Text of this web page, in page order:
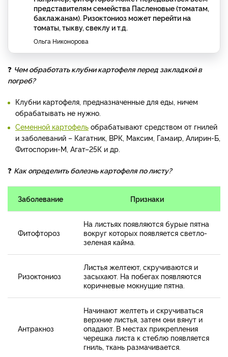
представителям семейства Пасленовые (томатам,
баклажанам). Ризоктониоз может перейти на
томаты, тыкву, свеклу и т.д.
Ольга Никонорова
❓ Чем обработать клубни картофеля перед закладкой в
погреб?
Клубни картофеля, предназначенные для еды, ничем
обрабатывать не нужно.
Семенной картофель обрабатывают средством от гнилей
и заболеваний – Кагатник, ВРК, Максим, Гамаир, Алирин-Б,
Фитоспорин-М, Агат–25К и др.
❓ Как определить болезнь картофеля по листу?
Заболевание Признаки
Фитофтороз
На листьях появляются бурые пятна
вокруг которых появляется светло-
зеленая кайма.
Ризоктониоз
Листья желтеют, скручиваются и
засыхают. На побегах появляются
коричневые мокнущие пятна.
Антракноз
Начинают желтеть и скручиваться
верхние листья, затем они вянут и
опадают. В местах прикрепления
черешка листа к стеблю появляется
гниль, ткань размачивается.